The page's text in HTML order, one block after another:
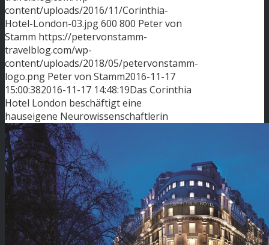
content/uploads/2016/11/Corinthia-
Hotel-London-03.jpg600 800 Peter von
Stamm https://petervonstamm-
travelblog.com/wp-
content/uploads/2018/05/petervonstamm-
logo.png Peter von Stamm2016-11-17
15:00:382016-11-17 14:48:19Das Corinthia
Hotel London beschäftigt eine
hauseigene Neurowissenschaftlerin